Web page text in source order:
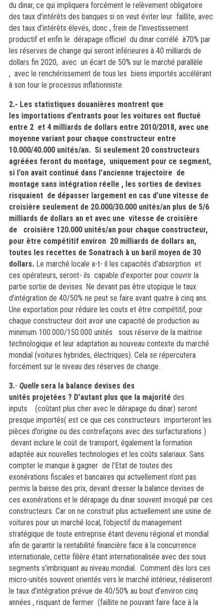
du dinar, ce qui impliquera forcément le relèvement obligatoire
des taux d’intérêts des banques si on veut éviter leur faillite, avec
des taux d’intérêts élevés, donc , frein de l’investissement
productif et enfin le dérapage officiel du dinar corrélé à70% par
les réserves de change qui seront inférieures à 40 milliards de
dollars fin 2020, avec un écart de 50% sur le marché parallèle
, avec le renchérissement de tous les biens importés accélérant
à son tour le processus inflationniste.
2.- Les statistiques douanières montrent que
les importations d’entrants pour les voitures ont fluctué
entre 2 et 4 milliards de dollars entre 2010/2018, avec une
moyenne variant pour chaque constructeur entre
10.000/40.000 unités/an. Si seulement 20 constructeurs
agréées feront du montage, uniquement pour ce segment,
si l’on avait continué dans l’ancienne trajectoire de
montage sans intégration réelle , les sorties de devises
risquaient de dépasser largement en cas d’une vitesse de
croisière seulement de 20.000/30.000 unités/an plus de 5/6
milliards de dollars an et avec une vitesse de croisière
de croisière 120.000 unités/an pour chaque constructeur,
pour être compétitif environ 20 milliards de dollars an,
toutes les recettes de Sonatrach à un baril moyen de 30
dollars. Le marché locale a-t- il les capacités d’absorption et
ces opérateurs, seront- ils capable d’exporter pour couvrir la
partie sortie de devises. Ne devant pas être utopique le taux
d’intégration de 40/50% ne peut se faire avant quatre à cinq ans.
Une exportation pour réduire les couts et être compétitif, pour
chaque constructeur doit avoir une capacité de production au
minimum 100.000/150.000 unités sous réserve de la maitrise
technologique et leur adaptation au nouveau contexte du marché
mondial (voitures hybrides, électriques). Cela se répercutera
forcément sur le niveau des réserves de change.
3.- Quellesera la balance devises des
unités projetées ? D’autant plus que la majorité des
inputs (coûtant plus cher avec le dérapage du dinar) seront
presque importés( est ce que ces constructeurs importeront les
pièces d’origine ou des contrefaçons avec des surfacturations )
devant inclure le coût de transport, également la formation
adaptée aux nouvelles technologies et les coûts salariaux. Sans
compter le manque à gagner de l’Etat de toutes des
exonérations fiscales et bancaires qui actuellement n’ont pas
permis la baisse des prix, devant dresser la balance devises de
ces exonérations et le dérapage du dinar souvent invoqué par ces
constructeurs. Car on ne construit plus actuellement une usine de
voitures pour un marché local, l’objectif du management
stratégique de toute entreprise étant devenu régional et mondial
afin de garantir la rentabilité financière face à la concurrence
internationale, cette filière étant internationalisée avec des sous
segments s’imbriquant au niveau mondial. Comment dès lors ces
micro-unités souvent orientés vers le marché intérieur, réaliseront
le taux d’intégration prévue de 40/50% au bout d’environ cinq
années , risquant de fermer (faillite ne pouvant faire face à la